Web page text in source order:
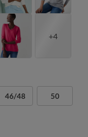
+4
46/48 50